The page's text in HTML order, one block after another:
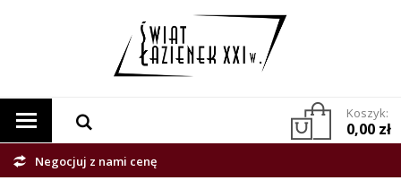
Koszyk:
0,00 zł
Negocjuj z nami cenę